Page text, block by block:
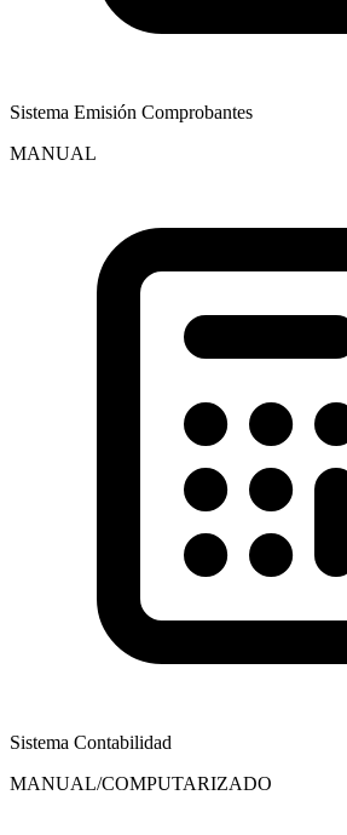
Sistema Emisión Comprobantes
MANUAL
Sistema Contabilidad
MANUAL/COMPUTARIZADO